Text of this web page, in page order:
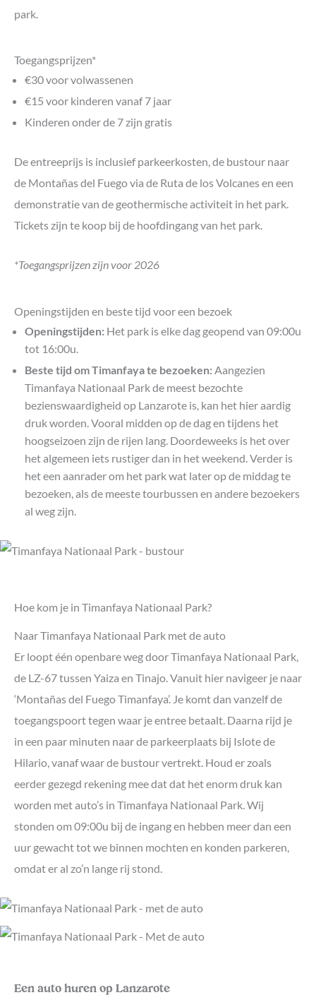
park.
Toegangsprijzen*
€30 voor volwassenen
€15 voor kinderen vanaf 7 jaar
Kinderen onder de 7 zijn gratis
De entreeprijs is inclusief parkeerkosten, de bustour naar
de Montañas del Fuego via de Ruta de los Volcanes en een
demonstratie van de geothermische activiteit in het park.
Tickets zijn te koop bij de hoofdingang van het park.
*Toegangsprijzen zijn voor 2026
Openingstijden en beste tijd voor een bezoek
Openingstijden: Het park is elke dag geopend van 09:00u
tot 16:00u.
Beste tijd om Timanfaya te bezoeken: Aangezien
Timanfaya Nationaal Park de meest bezochte
bezienswaardigheid op Lanzarote is, kan het hier aardig
druk worden. Vooral midden op de dag en tijdens het
hoogseizoen zijn de rijen lang. Doordeweeks is het over
het algemeen iets rustiger dan in het weekend. Verder is
het een aanrader om het park wat later op de middag te
bezoeken, als de meeste tourbussen en andere bezoekers
al weg zijn.
Hoe kom je in Timanfaya Nationaal Park?
Naar Timanfaya Nationaal Park met de auto
Er loopt één openbare weg door Timanfaya Nationaal Park,
de LZ-67 tussen Yaiza en Tinajo. Vanuit hier navigeer je naar
‘Montañas del Fuego Timanfaya’. Je komt dan vanzelf de
toegangspoort tegen waar je entree betaalt. Daarna rijd je
in een paar minuten naar de parkeerplaats bij Islote de
Hilario, vanaf waar de bustour vertrekt. Houd er zoals
eerder gezegd rekening mee dat dat het enorm druk kan
worden met auto’s in Timanfaya Nationaal Park. Wij
stonden om 09:00u bij de ingang en hebben meer dan een
uur gewacht tot we binnen mochten en konden parkeren,
omdat er al zo’n lange rij stond.
Een auto huren op Lanzarote